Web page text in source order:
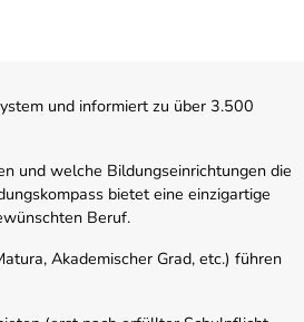
und informiert zu über 3.500
und welche Bildungseinrichtungen die
bietet eine einzigartige
Beruf.
Akademischer Grad, etc.) führen